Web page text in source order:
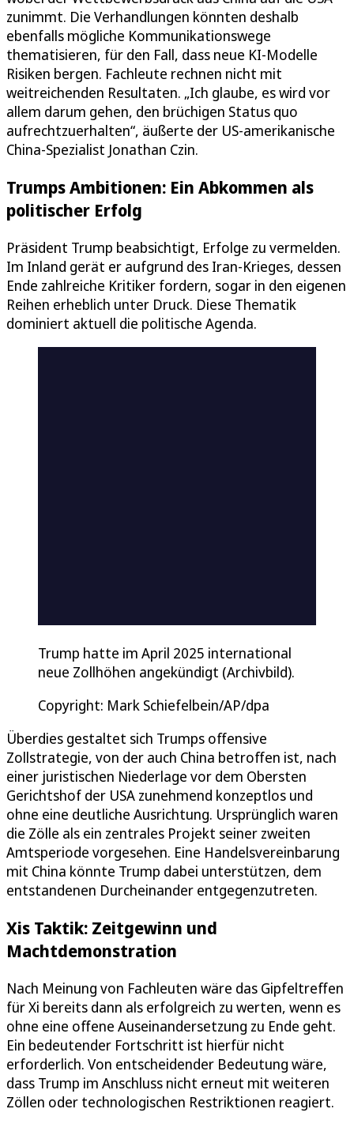
zunimmt. Die Verhandlungen könnten deshalb
ebenfalls mögliche Kommunikationswege
thematisieren, für den Fall, dass neue KI-Modelle
Risiken bergen. Fachleute rechnen nicht mit
weitreichenden Resultaten. „Ich glaube, es wird vor
allem darum gehen, den brüchigen Status quo
aufrechtzuerhalten“, äußerte der US-amerikanische
China-Spezialist Jonathan Czin.
Trumps Ambitionen: Ein Abkommen als
politischer Erfolg
Präsident Trump beabsichtigt, Erfolge zu vermelden.
Im Inland gerät er aufgrund des Iran-Krieges, dessen
Ende zahlreiche Kritiker fordern, sogar in den eigenen
Reihen erheblich unter Druck. Diese Thematik
dominiert aktuell die politische Agenda.
Trump hatte im April 2025 international
neue Zollhöhen angekündigt (Archivbild).
Copyright: Mark Schiefelbein/AP/dpa
Überdies gestaltet sich Trumps offensive
Zollstrategie, von der auch China betroffen ist, nach
einer juristischen Niederlage vor dem Obersten
Gerichtshof der USA zunehmend konzeptlos und
ohne eine deutliche Ausrichtung. Ursprünglich waren
die Zölle als ein zentrales Projekt seiner zweiten
Amtsperiode vorgesehen. Eine Handelsvereinbarung
mit China könnte Trump dabei unterstützen, dem
entstandenen Durcheinander entgegenzutreten.
Xis Taktik: Zeitgewinn und
Machtdemonstration
Nach Meinung von Fachleuten wäre das Gipfeltreffen
für Xi bereits dann als erfolgreich zu werten, wenn es
ohne eine offene Auseinandersetzung zu Ende geht.
Ein bedeutender Fortschritt ist hierfür nicht
erforderlich. Von entscheidender Bedeutung wäre,
dass Trump im Anschluss nicht erneut mit weiteren
Zöllen oder technologischen Restriktionen reagiert.